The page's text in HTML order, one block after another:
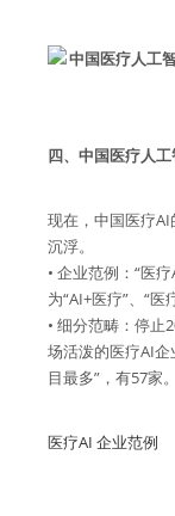
四、中国医疗人
现在，中国医疗
沉浮。
• 企业范例：“医
为“AI+医疗”、“医
• 细分范畴：停止
场活泼的医疗AI
目最多”，有57家。
医疗AI 企业范例